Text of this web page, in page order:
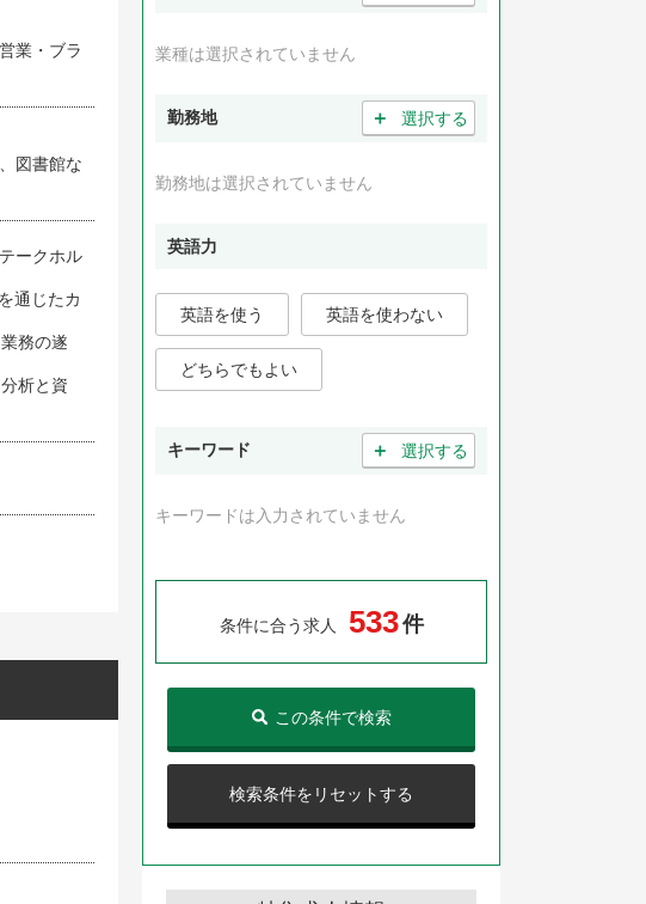
業・ブラ
図書館な
ークホル
通じたカ
務の遂
析と資
業種は選択されていません
勤務地 ＋ 選択する
勤務地は選択されていません
英語力
英語を使う 英語を使わない
どちらでもよい
キーワード ＋ 選択する
キーワードは入力されていません
条件に合う求人 533件
検索条件をリセットする
この条件で検索